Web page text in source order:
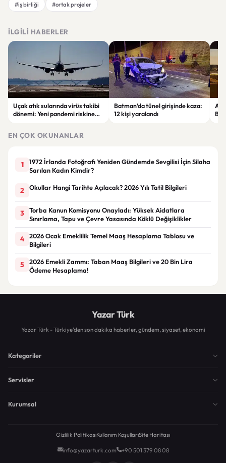
#iş birliği
#ortak projeler
İLGILI HABERLER
Uçak atık sularında virüs takibi
dönemi: Yeni pandemi riskine
Batman’da tünel girişinde kaza:
12 kişi yaralandı
EN ÇOK OKUNANLAR
1
1972 İrlanda Fotoğrafı Yeniden Gündemde Sevgilisi İçin Silaha
Sarılan Kadın Kimdir?
2 Okullar Hangi Tarihte Açılacak? 2026 Yılı Tatil Bilgileri
3
Torba Kanun Komisyonu Onayladı: Yüksek Aidatlara
Sınırlama, Tapu ve Çevre Yasasında Köklü Değişiklikler
4
2026 Ocak Emeklilik Temel Maaş Hesaplama Tablosu ve
Bilgileri
5
2026 Emekli Zammı: Taban Maaş Bilgileri ve 20 Bin Lira
Ödeme Hesaplama!
Yazar Türk
Yazar Türk - Türkiye'den son dakika haberler, gündem, siyaset, ekonomi
Kategoriler
Servisler
Kurumsal
Gizlilik PolitikasıKullanım KoşullarıSite Haritası
info@yazarturk.com +90 501 379 08 08